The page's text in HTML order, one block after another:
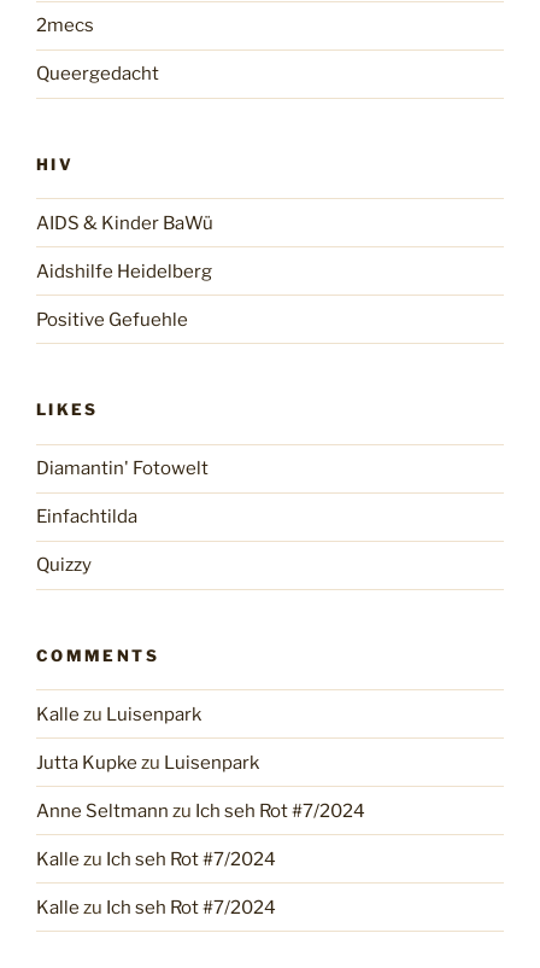
2mecs
Queergedacht
HIV
AIDS & Kinder BaWü
Aidshilfe Heidelberg
Positive Gefuehle
LIKES
Diamantin' Fotowelt
Einfachtilda
Quizzy
COMMENTS
Kalle zu Luisenpark
Jutta Kupke zu Luisenpark
Anne Seltmann zu Ich seh Rot #7/2024
Kalle zu Ich seh Rot #7/2024
Kalle zu Ich seh Rot #7/2024